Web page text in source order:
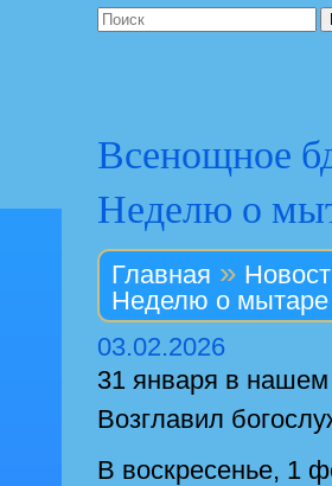
Всенощное
Неделю о
Главная »
Неделю о
03.02.2026
31 января в
Возглавил
В воскресенье, 1